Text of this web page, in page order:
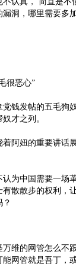
漏洞，哪里需要多
很恶心”
党钱发帖的五毛狗
才之列。
着阿妞的重要讲话
认为中国需要一场
有散散步的权利，
？
万维的网管怎么不
能网管就是吾丁，